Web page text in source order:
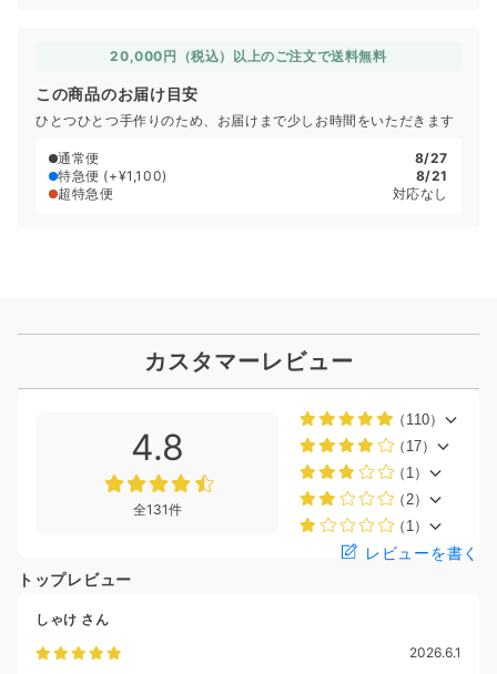
20,000円（税込）以上のご注文で送料無料
この商品のお届け目安
ひとつひとつ手作りのため、お届けまで少しお時間をいただきます
通常便
8/27
特急便 (+¥1,100)
8/21
超特急便
対応なし
カスタマーレビュー
4.8
全131件
（110）
（17）
（1）
（2）
（1）
レビューを書く
トップレビュー
しゃけ さん
2026.6.1